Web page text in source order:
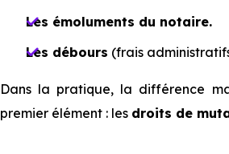
Les émoluments du notaire.
Les débours (frais
Dans la pratique, la différence
premier élément : les droits de